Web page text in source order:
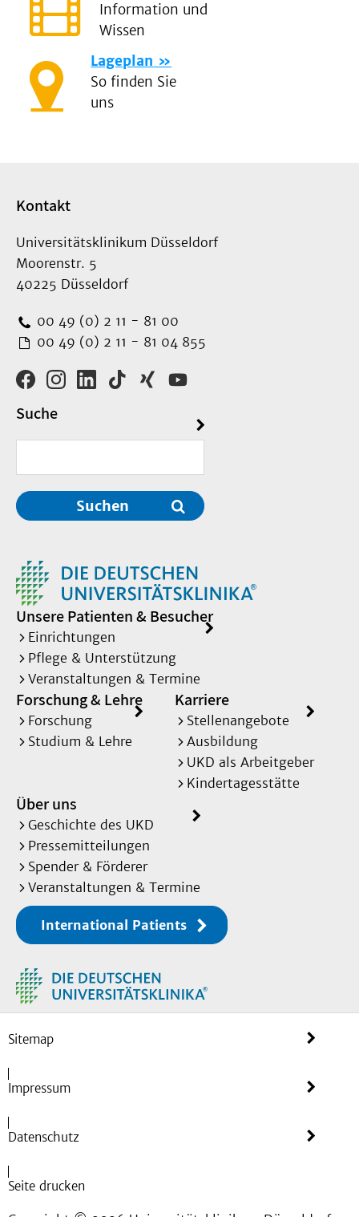
Information und
Wissen
Lageplan
So finden Sie
uns
Kontakt
Universitätsklinikum Düsseldorf
Moorenstr. 5
40225 Düsseldorf
00 49 (0) 2 11 - 81 00
00 49 (0) 2 11 - 81 04 855
Suche
Suchen
Unsere Patienten & Besucher
Einrichtungen
Pflege & Unterstützung
Veranstaltungen & Termine
Forschung & Lehre
Forschung
Studium & Lehre
Karriere
Stellenangebote
Ausbildung
UKD als Arbeitgeber
Kindertagesstätte
Über uns
Geschichte des UKD
Pressemitteilungen
Spender & Förderer
Veranstaltungen & Termine
International Patients
Sitemap
Impressum
Datenschutz
Seite drucken